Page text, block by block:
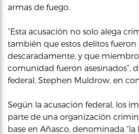
armas de fuego.
“Esta acusación no solo alega
también que estos delitos
descaradamente, y que
comunidad fueron asesinados”,
federal, Stephen Muldrow, en
Según la acusación federal, los
parte de una organización
base en Añasco, denominada “la